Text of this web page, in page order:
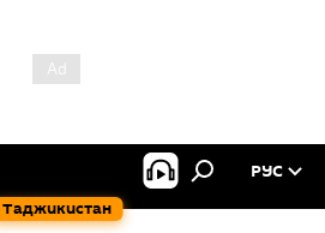
Таджикистан
РУС